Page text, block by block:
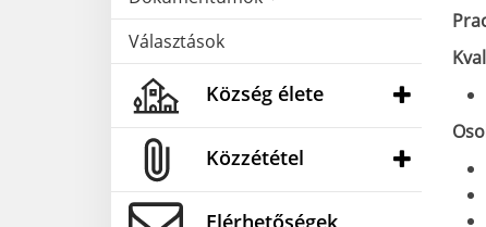
Választások
Község élete
Közzététel
Elérhetőségek